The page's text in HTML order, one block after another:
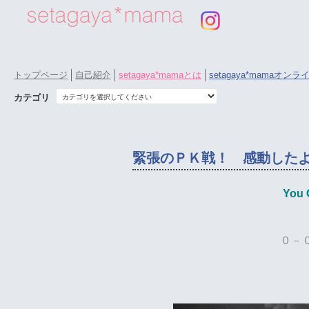
トップページ 自己紹介 setagaya*mamaとは setagaya*mamaオンラ
カテゴリ
緊張のＰＫ戦！ 感動した
You
０－